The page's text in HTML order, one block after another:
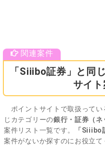
「Siiibo証券」と同
サイ
ポイントサイトで取扱ってい
じカテゴリーの銀行・証券（ネ
案件リスト一覧です。
「Siiibo
案件がないか探すのにお役立て